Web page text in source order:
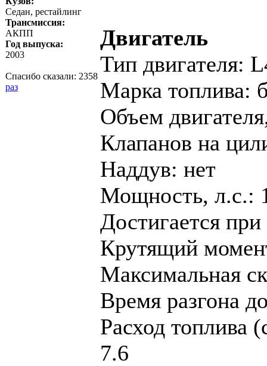
Седан, рестайлинг
Трансмиссия:
АКПП
Год выпуска:
2003
Спасибо сказали: 2358
раз
Двигатель
Тип двигателя:
Марка топлива:
Объем
Клапанов на
Наддув: нет
Мощность, л.с.:
Достигается
Крутящий
Максимальная
Время разгона
Расход топлива
7.6